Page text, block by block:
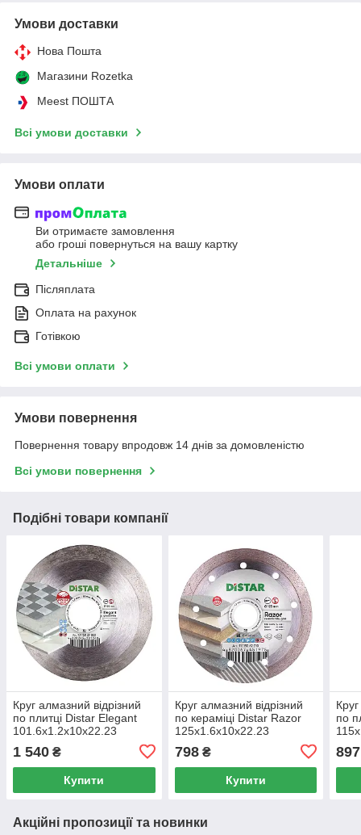
Умови доставки
Нова Пошта
Магазини Rozetka
Meest ПОШТА
Всі умови доставки
Умови оплати
Ви отримаєте замовлення
або гроші повернуться на вашу картку
Детальніше
Післяплата
Оплата на рахунок
Готівкою
Всі умови оплати
Умови повернення
Повернення товару впродовж 14 днів за домовленістю
Всі умови повернення
Подібні товари компанії
Круг алмазний вiдрiзний
по плитці Distar Elegant
101.6x1.2x10x22.23
1 540 ₴
Купити
Круг алмазний відрізний
по кераміці Distar Razor
125x1.6x10x22.23
798₴
Купити
по
897
Акційні пропозиції та новинки